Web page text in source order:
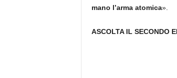
mano l’arma atomica».
ASCOLTA IL SECONDO